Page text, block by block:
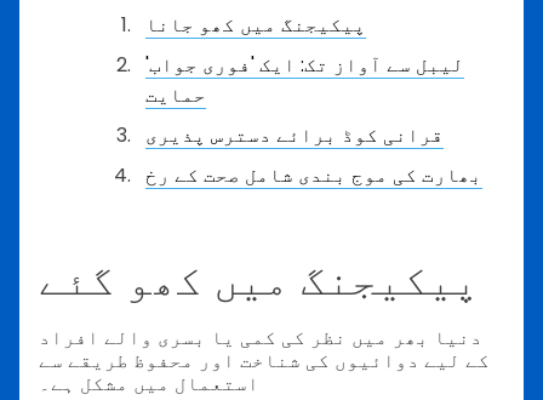
پیکیجنگ میں کھو جانا
لیبل سے آواز تک: ایک 'فوری جواب'
حمایت
قرانی کوڈ برائے دسترس پذیری
بھارت کی موج بندی شامل صحت کے رخ
پیکیجنگ میں کھو گئے
دنیا بھر میں نظر کی کمی یا بسری والے افراد
کے لیے دوائیوں کی شناخت اور محفوظ طریقے سے
استعمال میں مشکل ہے۔